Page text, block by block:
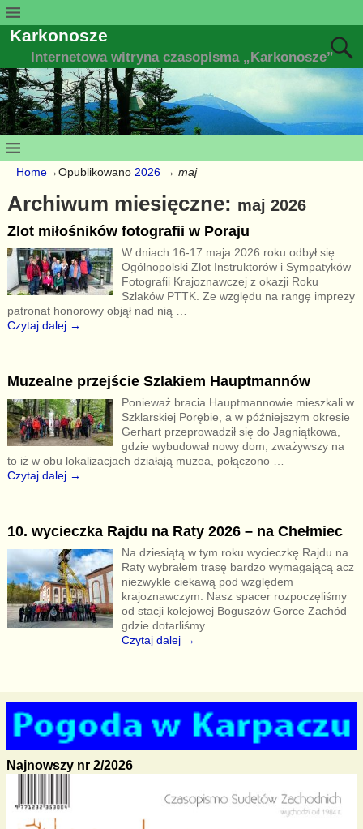
Karkonosze
Internetowa witryna czasopisma „Karkonosze”
Home→Opublikowano 2026 → maj
Archiwum miesięczne: maj 2026
Zlot miłośników fotografii w Poraju
W dniach 16-17 maja 2026 roku odbył się
Ogólnopolski Zlot Instruktorów i Sympatyków
Fotografii Krajoznawczej z okazji Roku
Szlaków PTTK. Ze względu na rangę imprezy
patronat honorowy objął nad nią
Czytaj dalej →
Muzealne przejście Szlakiem Hauptmannów
Ponieważ bracia Hauptmannowie mieszkali w
Szklarskiej Porębie, a w późniejszym okresie
Gerhart przeprowadził się do Jagniątkowa,
gdzie wybudował nowy dom, zważywszy na
to iż w obu lokalizacjach działają muzea, połączono
Czytaj dalej →
10. wycieczka Rajdu na Raty 2026 – na Chełmiec
Na dziesiątą w tym roku wycieczkę Rajdu na
Raty wybrałem trasę bardzo wymagającą acz
niezwykle ciekawą pod względem
krajoznawczym. Nasz spacer rozpoczęliśmy
od stacji kolejowej Boguszów Gorce Zachód
gdzie dotarliśmy …
Czytaj dalej →
Najnowszy nr 2/2026